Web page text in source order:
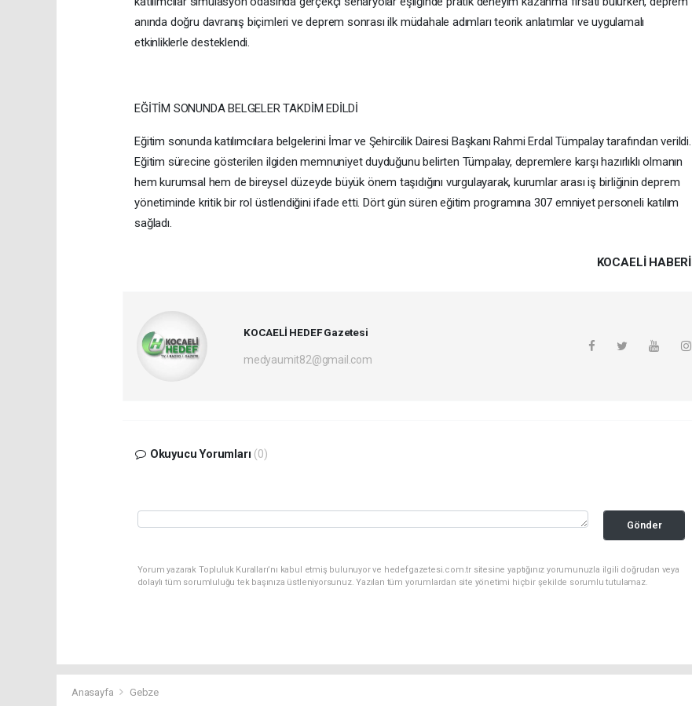
anında doğru davranış biçimleri ve deprem sonrası ilk müdahale adımları teorik anlatımlar ve uygulamalı
etkinliklerle desteklendi.
EĞİTİM SONUNDA BELGELER TAKDİM EDİLDİ
Eğitim sonunda katılımcılara belgelerini İmar ve Şehircilik Dairesi Başkanı Rahmi Erdal Tümpalay tarafından verildi.
Eğitim sürecine gösterilen ilgiden memnuniyet duyduğunu belirten Tümpalay, depremlere karşı hazırlıklı olmanın
hem kurumsal hem de bireysel düzeyde büyük önem taşıdığını vurgulayarak, kurumlar arası iş birliğinin deprem
yönetiminde kritik bir rol üstlendiğini ifade etti. Dört gün süren eğitim programına 307 emniyet personeli katılım
sağladı.
KOCAELI HABERİ
KOCAELİ HEDEF Gazetesi
medyaumit82@gmail.com
Okuyucu Yorumları (0)
Gönder
Yorum yazarak Topluluk Kuralları’nı kabul etmiş bulunuyor ve hedefgazetesi.com.tr sitesine yaptığınız yorumunuzla ilgili doğrudan veya
dolaylı tüm sorumluluğu tek başınıza üstleniyorsunuz. Yazılan tüm yorumlardan site yönetimi hiçbir şekilde sorumlu tutulamaz.
Anasayfa Gebze